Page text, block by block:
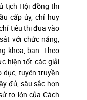
tịch Hội đồng thi
cấp ủy, chỉ huy
tiêu thi đua vào
với chức năng,
khoa, ban. Theo
hiện tốt các giải
tuyên truyền
đủ, sâu sắc hơn
to lớn của Cách